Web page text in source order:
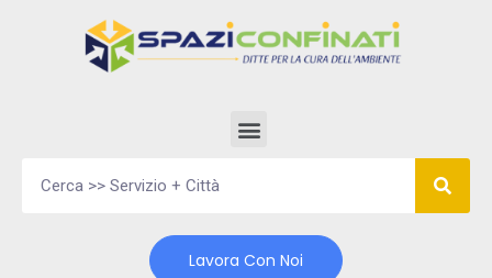
Lavora Con Noi